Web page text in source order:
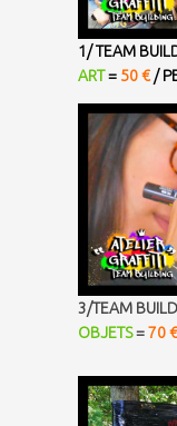
1/TEAM
ART= 50 € /
3/TEAM
OBJETS=70 €